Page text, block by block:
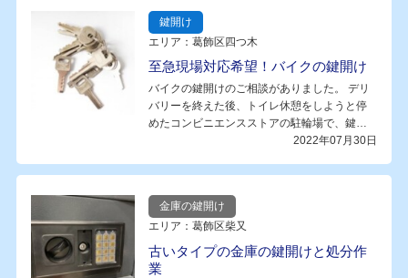
鍵開け
エリア：葛飾区四つ木
至急現場対応希望！バイクの鍵開け
バイクの鍵開けのご相談がありました。 デリ
バリーを終えた後、トイレ休憩をしようと停
めたコンビニエンスストアの駐輪場で、鍵…
2022年07月30日
金庫の鍵開け
エリア：葛飾区柴又
古いタイプの金庫の鍵開けと処分作
業